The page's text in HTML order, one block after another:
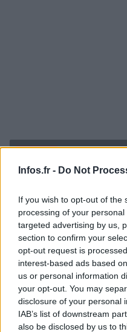
Infos.fr - Do Not
If you wish to opt-out of the
processing of your
targeted advertising by us,
section to confirm your
opt-out request is
interest-based ads based
us or personal information
your opt-out. You may
disclosure of your personal
IAB’s list of downstream
also be disclosed by us to